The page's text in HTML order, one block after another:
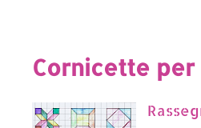
Cornicette